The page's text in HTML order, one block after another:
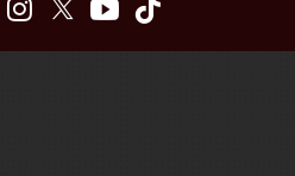
FacebookInstagram
Twitter Youtube